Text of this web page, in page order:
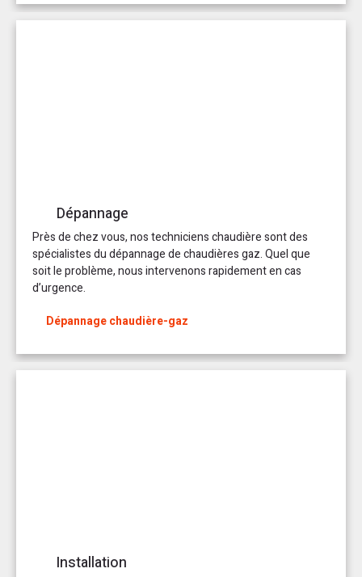
Dépannage
Près de chez vous, nos techniciens chaudière sont des
spécialistes du dépannage de chaudières gaz. Quel que
soit le problème, nous intervenons rapidement en cas
d’urgence.
Dépannage chaudière-gaz
Installation